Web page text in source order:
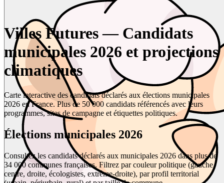
Villes Futures — Candidats
municipales 2026 et projections
climatiques
Carte interactive des candidats déclarés aux élections municipales
2026 en France. Plus de 50 000 candidats référencés avec leurs
programmes, sites de campagne et étiquettes politiques.
Élections municipales 2026
Consultez les candidats déclarés aux municipales 2026 dans plus de
34 000 communes françaises. Filtrez par couleur politique (gauche,
centre, droite, écologistes, extrême-droite), par profil territorial